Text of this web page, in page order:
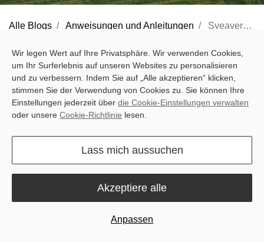
Alle Blogs Anweisungen und Anleitungen Sveaverken Auto Steer System Updates - 2025 Spring Update
Spring plowing is a critical phase in the farming cycle, requiring
precision, efficiency, and the right tools to maximize yield.
Farmers must complete essential tasks like sowing, spraying, and
fertilizing within a short window, making tractor operations and
smart farming equipment indispensable. However, as farming
automated, and data-driven solutions.
Wir legen Wert auf Ihre Privatsphäre. Wir verwenden Cookies,
um Ihr Surferlebnis auf unseren Websites zu personalisieren
und zu verbessern. Indem Sie auf „Alle akzeptieren“ klicken,
stimmen Sie der Verwendung von Cookies zu. Sie können Ihre
Einstellungen jederzeit über die Cookie-Einstellungen verwalten
oder unsere Cookie-Richtlinie lesen.
Lass mich aussuchen
Anpassen
Akzeptiere alle